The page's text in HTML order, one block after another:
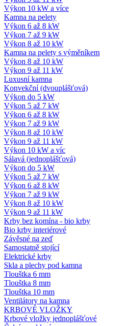
Výkon 10 kW a více
Kamna na pelety
Výkon 6 až 8 kW
Výkon 7 až 9 kW
Výkon 8 až 10 kW
Kamna na pelety s výměníkem
Výkon 8 až 10 kW
Výkon 9 až 11 kW
Luxusní kamna
Konvekční (dvouplášťová)
Výkon do 5 kW
Výkon 5 až 7 kW
Výkon 6 až 8 kW
Výkon 7 až 9 kW
Výkon 8 až 10 kW
Výkon 9 až 11 kW
Výkon 10 kW a víc
Sálavá (jednoplášťová)
Výkon do 5 kW
Výkon 5 až 7 kW
Výkon 6 až 8 kW
Výkon 7 až 9 kW
Výkon 8 až 10 kW
Výkon 9 až 11 kW
Krby bez komína - bio krby
Bio krby interiérové
Závěsné na zeď
Samostatně stojící
Elektrické krby
Skla a plechy pod kamna
Tlouštka 6 mm
Tlouštka 8 mm
Tlouštka 10 mm
Ventilátory na kamna
KRBOVÉ VLOŽKY
Krbové vložky jednoplášťové